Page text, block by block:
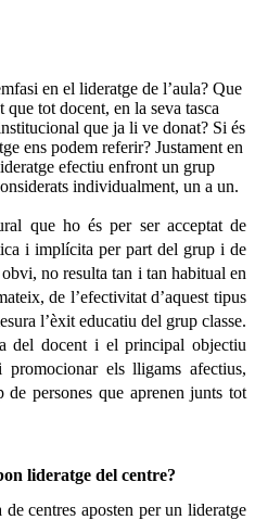
en el lideratge de l’aula? Que
que tot docent, en la seva tasca
que ja li ve donat? Si és
ens podem referir? Justament en
efectiu enfront un grup
individualment, un a un.
que ho és per ser acceptat de
i implícita per part del grup i de
no resulta tan i tan habitual en
de l’efectivitat d’aquest tipus
l’èxit educatiu del grup classe.
del docent i el principal objectiu
promocionar els lligams afectius,
persones que aprenen junts tot
lideratge del centre?
centres aposten per un lideratge